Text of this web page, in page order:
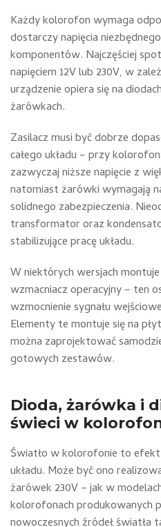
Każdy kolorofon wymaga
dostarczy napięcia
komponentów. Najczęściej
napięciem 12V lub 230V, w
urządzenie opiera się na
żarówkach.
Zasilacz musi być dobrze
całego układu – przy
zazwyczaj niższe napięcie z
natomiast żarówki wymagają
solidnego zabezpieczenia.
transformator oraz
stabilizujące pracę układu.
W niektórych wersjach
wzmacniacz operacyjny – ten
wzmocnienie sygnału
Elementy te montuje się na
można zaprojektować
gotowych zestawów.
Dioda, żarówka i
świeci w
Światło w kolorofonie to efekt
układu. Może być ono
żarówek 230V – jak w
kolorofonach produkowanych
nowoczesnych źródeł światła